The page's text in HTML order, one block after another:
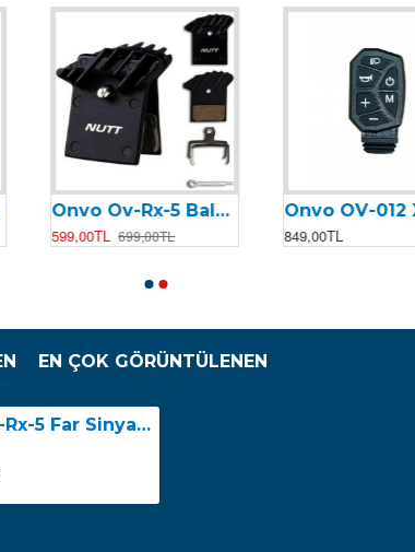
Onvo Ov-Rx-5 Balata
599,00TL 699,00TL
849,00TL
2.199,00TL
2.399,00TL
EN ÇOK GÖRÜNTÜLENEN
Onvo Ov-Rx-5 Far Sinyal & Korna Kontrolcüsü